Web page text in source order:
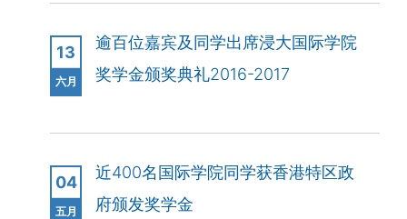
13
六月
逾百位嘉宾及同学出席浸大国际学院
奖学金颁奖典礼2016-2017
04
五月
近400名国际学院同学获香港特区政
府颁发奖学金